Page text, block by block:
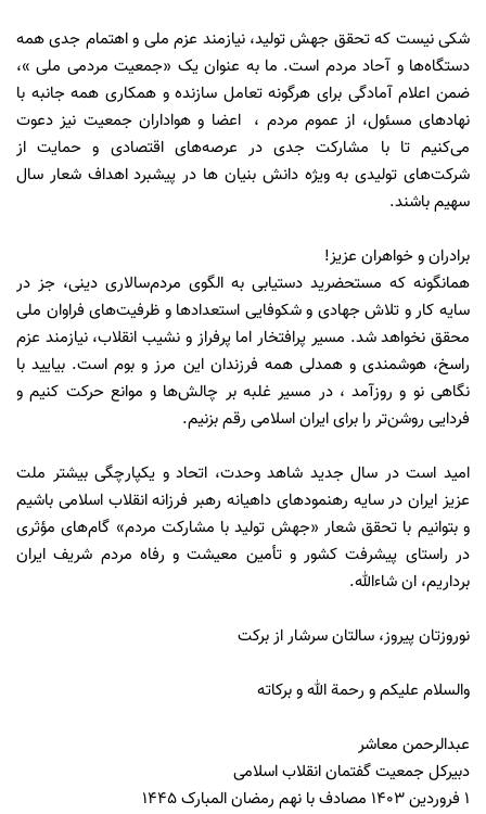
شکی نیست که تحقق جهش تولید، نیازمند عزم ملی و اهتمام جدی همه
دستگاه‌ها و آحاد مردم است. ما به عنوان یک «جمعیت مردمی ملی »،
ضمن اعلام آمادگی برای هرگونه تعامل سازنده و همکاری همه جانبه با
نهادهای مسئول، از عموم مردم ، اعضا و هواداران جمعیت نیز دعوت
می‌کنیم تا با مشارکت جدی در عرصه‌های اقتصادی و حمایت از
شرکت‌های تولیدی به ویژه دانش بنیان ها در پیشبرد اهداف شعار سال
سهیم باشند.
برادران و خواهران عزیز!
همانگونه که مستحضرید دستیابی به الگوی مردم‌سالاری دینی، جز در
سایه کار و تلاش جهادی و شکوفایی استعدادها و ظرفیت‌های فراوان ملی
محقق نخواهد شد. مسیر پرافتخار اما پرفراز و نشیب انقلاب، نیازمند عزم
راسخ، هوشمندی و همدلی همه فرزندان این مرز و بوم است. بیایید با
نگاهی نو و روزآمد ، در مسیر غلبه بر چالش‌ها و موانع حرکت کنیم و
فردایی روشن‌تر را برای ایران اسلامی رقم بزنیم.
امید است در سال جدید شاهد وحدت، اتحاد و یکپارچگی بیشتر ملت
عزیز ایران در سایه رهنمودهای داهیانه رهبر فرزانه انقلاب اسلامی باشیم
و بتوانیم با تحقق شعار «جهش تولید با مشارکت مردم» گام‌های مؤثری
در راستای پیشرفت کشور و تأمین معیشت و رفاه مردم شریف ایران
برداریم، ان شاءالله.
نوروزتان پیروز، سالتان سرشار از برکت
والسلام علیکم و رحمة الله و برکاته
عبدالرحمن معاشر
دبیرکل جمعیت گفتمان انقلاب اسلامی
1 فروردین 1403 مصادف با نهم رمضان المبارک 1445